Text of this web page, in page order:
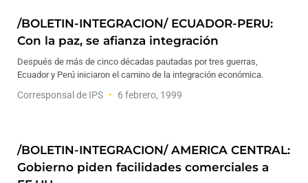
/BOLETIN-INTEGRACION/ ECUADOR-PERU:
Con la paz, se afianza integración
Después de más de cinco décadas pautadas por tres guerras,
Ecuador y Perú iniciaron el camino de la integración económica.
Corresponsal de IPS 6 febrero, 1999
/BOLETIN-INTEGRACION/ AMERICA CENTRAL:
Gobierno piden facilidades comerciales a